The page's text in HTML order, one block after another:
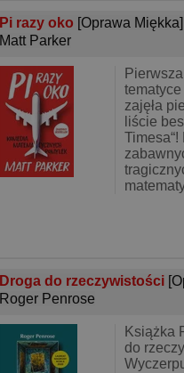
Pi razy oko [Oprawa Miękka]
Matt Parker
zajęła
liście
Droga do rzeczywistości
Roger Penrose
Książka
do